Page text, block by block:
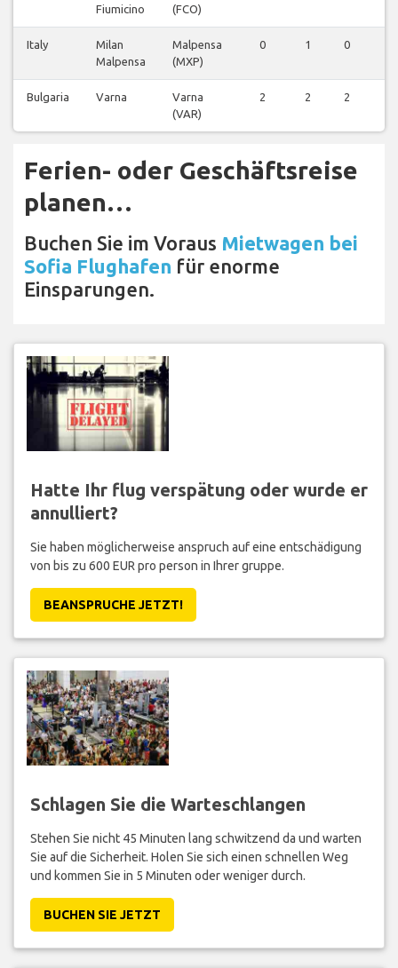
Fiumicino
(FCO)
Italy
Milan
Malpensa
Malpensa
(MXP)
0 1 0
Bulgaria Varna
Varna
(VAR)
2 2 2
Ferien- oder Geschäftsreise
planen…
Buchen Sie im Voraus Mietwagen bei
Sofia Flughafen für enorme
Einsparungen.
Hatte Ihr flug verspätung oder wurde er
annulliert?
Sie haben möglicherweise anspruch auf eine entschädigung
von bis zu 600 EUR pro person in Ihrer gruppe.
BEANSPRUCHE JETZT!
Schlagen Sie die Warteschlangen
Stehen Sie nicht 45 Minuten lang schwitzend da und warten
Sie auf die Sicherheit. Holen Sie sich einen schnellen Weg
und kommen Sie in 5 Minuten oder weniger durch.
BUCHEN SIE JETZT